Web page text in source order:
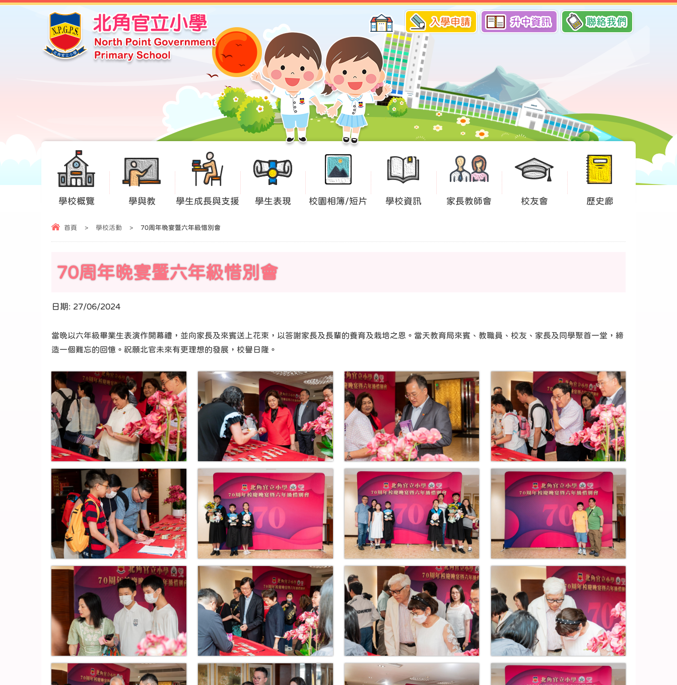
入學申請 升中資訊 聯絡我們
學校概覽 學與教 學生成長與支援 學生表現 校園相簿/短片 學校資訊 家長教師會 校友會 歷史廊
首頁 > 學校活動 > 70周年晩宴暨六年級惜別會
70周年晩宴暨六年級惜別會
日期: 27/06/2024
當晚以六年級畢業生表演作開幕禮，並向家長及來賓送上花束，以答謝家長及長輩的養育及栽培之恩。當天教育局來賓、教職員、校友、家長及同學聚首一堂，締
造一個難忘的回憶。祝願北官未來有更理想的發展，校譽日隆。